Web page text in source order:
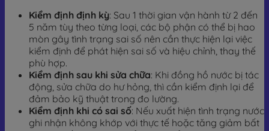
Kiểm định định kỳ: Sau 1 thời gian vận hành từ 2 đến
5 năm tùy theo từng loại, các bộ phận có thể bị hao
mòn gây tình trạng sai số nên cần thực hiện lại việc
kiểm định để phát hiện sai số và hiệu chỉnh, thay thế
phù hợp.
Kiểm định sau khi sửa chữa: Khi đồng hồ nước bị tác
động, sửa chữa do hư hỏng, thì cần kiểm định lại để
đảm bảo kỹ thuật trong đo lường.
Kiểm định khi có sai số: Nếu xuất hiện tình trạng nước
ghi nhận không khớp với thực tế hoặc tăng giảm bất